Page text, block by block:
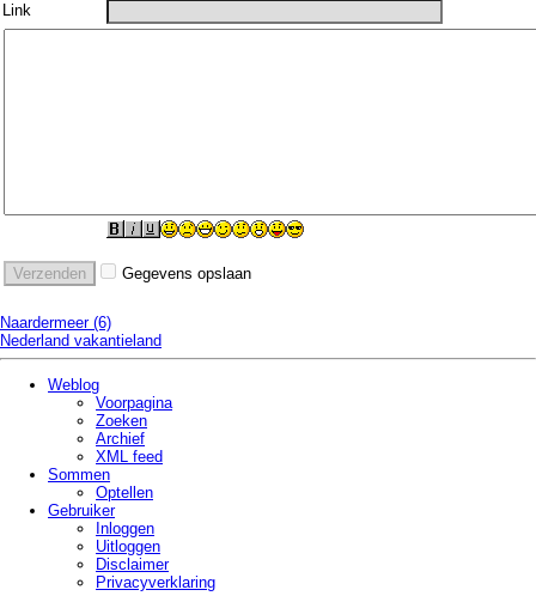
Link
Gegevens opslaan
Naardermeer (6)
Nederland vakantieland
Weblog
Voorpagina
Zoeken
Archief
XML feed
Sommen
Optellen
Gebruiker
Inloggen
Uitloggen
Disclaimer
Privacy­verklaring